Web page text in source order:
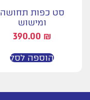
סט כפות תחושה
ומישוש
390.00 ₪
הוספה לסל